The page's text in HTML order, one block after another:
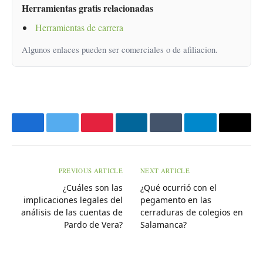
Herramientas gratis relacionadas
Herramientas de carrera
Algunos enlaces pueden ser comerciales o de afiliacion.
FacebookTwitter PinterestLinkedInTumblr TelegramEmail
PREVIOUS ARTICLE
¿Cuáles son las
implicaciones legales del
análisis de las cuentas de
Pardo de Vera?
NEXT ARTICLE
¿Qué ocurrió con el
pegamento en las
cerraduras de colegios en
Salamanca?